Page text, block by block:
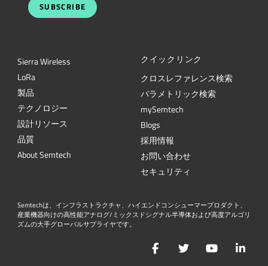
SUBSCRIBE
Sierra Wireless
LoRa
製品
テクノロジー
設計リソース
品質
About Semtech
クイックリンク
クロスレファレンス検索
パラメトリック検索
mySemtech
Blogs
採用情報
お問い合わせ
セキュリティ
Semtechは、インフラストラクチャ、ハイエンドコンシューマープロダクト、
産業機器向けの高性能アナログ/ミックスドシグナル半導体および高度アルゴリ
ズムの大手グローバルサプライヤです。
FacebookTwitterYouTube